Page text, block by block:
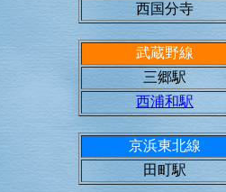
西国分寺
武蔵野線
三郷駅
西浦和駅
京浜東北線
田町駅